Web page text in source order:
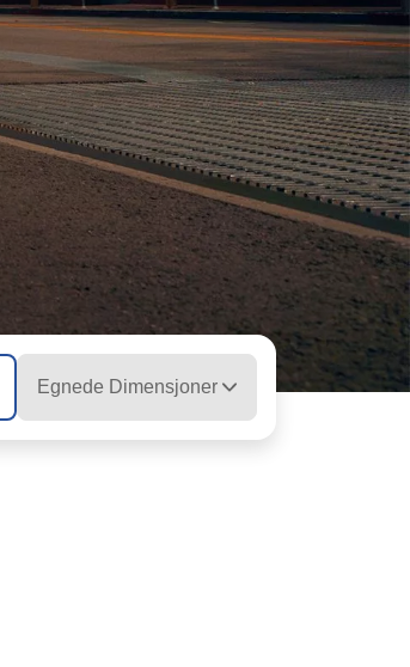
Egnede Dimensjoner